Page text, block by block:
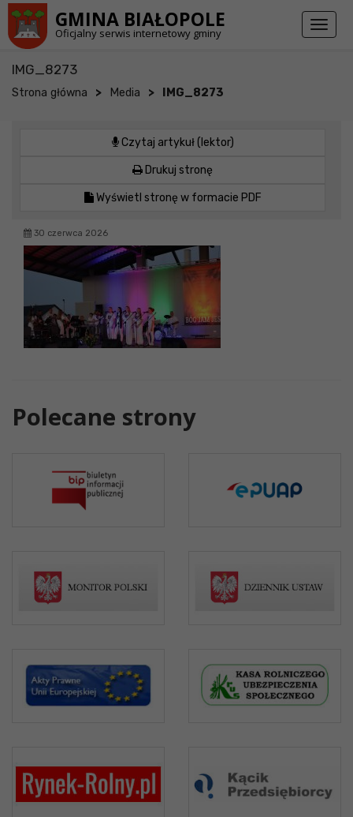
GMINA BIAŁOPOLE
Oficjalny serwis internetowy gminy
Toggle
IMG_8273
Strona główna > Media > IMG_8273
Czytaj artykuł (lektor)
Drukuj stronę
Wyświetl stronę w formacie PDF
30 czerwca 2026
Polecane strony